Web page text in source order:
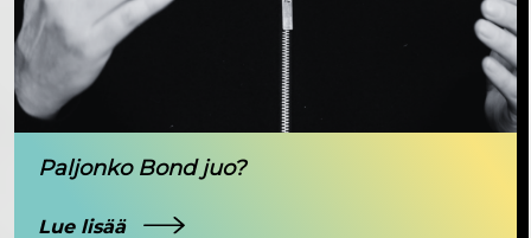
Paljonko Bond juo?
Lue lisää